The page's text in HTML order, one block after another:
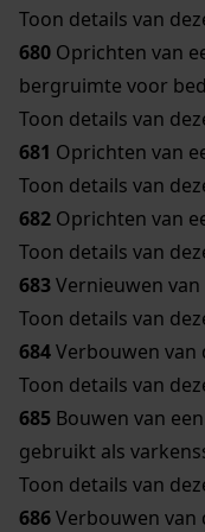
Toon details van
680 Oprichten van
bergruimte voor
Toon details van
681 Oprichten van
Toon details van
682 Oprichten van
Toon details van
683Vernieuwen
Toon details van
684Verbouwen van
Toon details van
685 Bouwen van
gebruikt als
Toon details van
686Verbouwen van